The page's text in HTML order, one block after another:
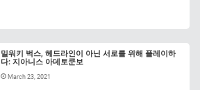
밀워키 벅스, 헤드라인이 아닌 서로를 위해 플레이하
다: 지아니스 아데토쿤보
March 23, 2021